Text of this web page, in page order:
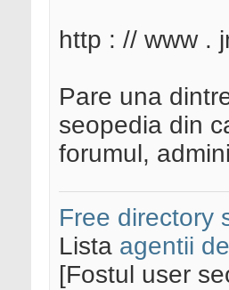
http : // www .
Pare una
seopedia din
forumul,
Free directory
Lista agentii
[Fostul user